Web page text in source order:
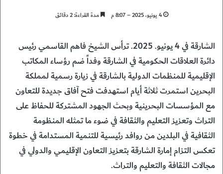
4 يونيو، 2025 – 8:07 م مدة القراءة: 2 دقائق
الشارقة في 4 يونيو. 2025. ترأس الشيخ فاهم القاسمي رئيس
دائرة العلاقات الحكومية في الشارقة وفداً ضم رؤساء المكاتب
الإقليمية للمنظمات الدولية بالشارقة في زيارة رسمية لمملكة
البحرين استمرت ثلاثة أيام استهدفت فتح آفاق جديدة للتعاون
مع المؤسسات البحرينية وبحث الجهود المشتركة للحفاظ على
التراث وتعزيز التعليم والثقافة في ضوء ما تمثله المنظومة
الثقافية في البلدين من روافد رئيسية للتنمية المستدامة في خطوة
تعكس التزام إمارة الشارقة بتعزيز التعاون الإقليمي والدولي في
مجالات الثقافة والتعليم والتراث.